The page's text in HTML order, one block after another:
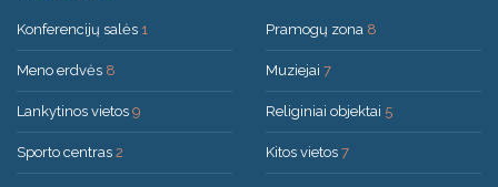
Konferencijų salės 1
Meno erdvės 8
Lankytinos vietos 9
Sporto centras 2
Pramogų zona 8
Muziejai 7
Religiniai objektai 5
Kitos vietos 7